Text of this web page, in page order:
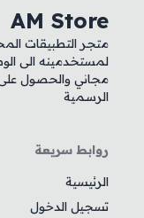
AM Store
متجر التطبيقات
لمستخدمينه الى
مجاني والحصول على
الرسمية
روابط سريعة
الرئيسية
تسجيل الدخول